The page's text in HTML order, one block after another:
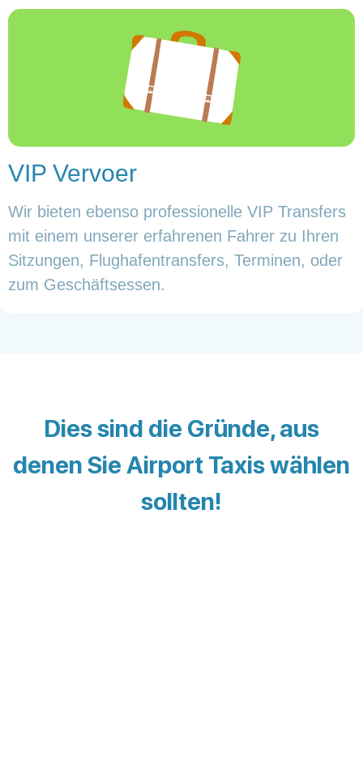
VIP Vervoer
Wir bieten ebenso professionelle VIP Transfers
mit einem unserer erfahrenen Fahrer zu Ihren
Sitzungen, Flughafentransfers, Terminen, oder
zum Geschäftsessen.
Dies sind die Gründe, aus
denen Sie Airport Taxis wählen
sollten!